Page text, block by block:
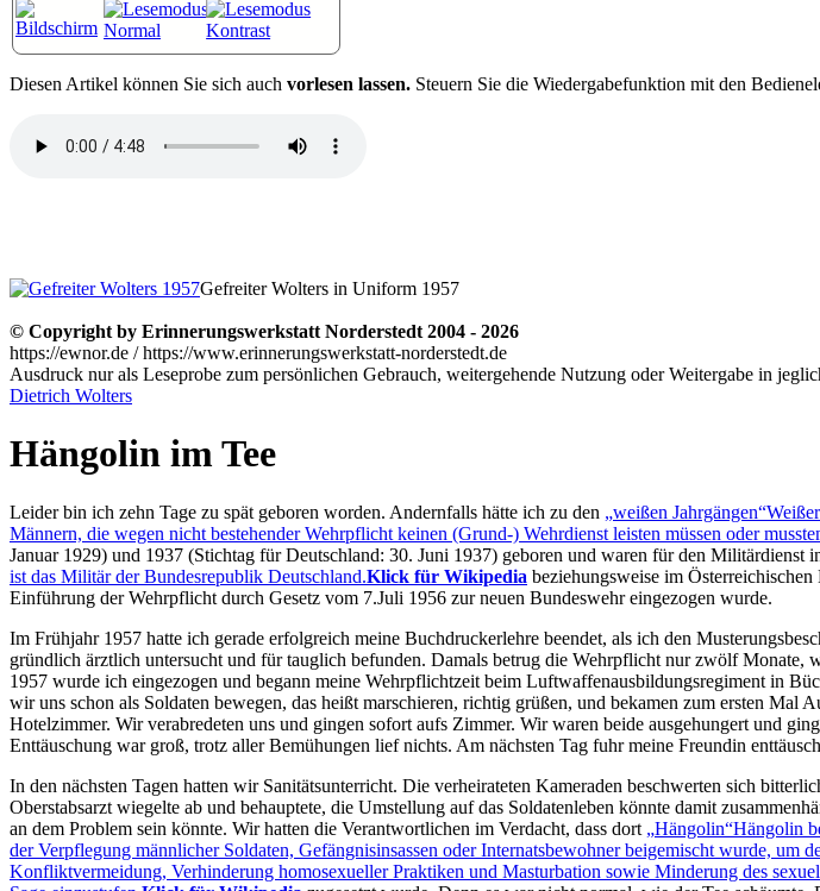
Diesen Artikel können Sie sich auch vorlesen lassen. Steuern Sie die Wiedergabefunktion mit den
Gefreiter Wolters in Uniform 1957
© Copyright by Erinnerungswerkstatt Norderstedt 2004 - 2026
https://ewnor.de / https://www.erinnerungswerkstatt-norderstedt.de
Ausdruck nur als Leseprobe zum persönlichen Gebrauch, weitergehende Nutzung oder Weitergabe in
Dietrich Wolters
Hängolin im Tee
Leider bin ich zehn Tage zu spät geboren worden. Andernfalls hätte ich zu den weißen Jahrgängen
Männern, die wegen nicht bestehender Wehrpflicht keinen (Grund-) Wehrdienst leisten müssen oder
Januar 1929) und 1937 (Stichtag für Deutschland: 30. Juni 1937) geboren und waren für den Militärdienst
ist das Militär der Bundesrepublik Deutschland.Klick für Wikipedia beziehungsweise im
Einführung der Wehrpflicht durch Gesetz vom 7.Juli 1956 zur neuen Bundeswehr eingezogen wurde.
Im Frühjahr 1957 hatte ich gerade erfolgreich meine Buchdruckerlehre beendet, als ich den
gründlich ärztlich untersucht und für tauglich befunden. Damals betrug die Wehrpflicht nur zwölf
1957 wurde ich eingezogen und begann meine Wehrpflichtzeit beim Luftwaffenausbildungsregiment in
wir uns schon als Soldaten bewegen, das heißt marschieren, richtig grüßen, und bekamen zum ersten Mal
Hotelzimmer. Wir verabredeten uns und gingen sofort aufs Zimmer. Wir waren beide ausgehungert und
Enttäuschung war groß, trotz aller Bemühungen lief nichts. Am nächsten Tag fuhr meine Freundin
In den nächsten Tagen hatten wir Sanitätsunterricht. Die verheirateten Kameraden beschwerten sich
Oberstabsarzt wiegelte ab und behauptete, die Umstellung auf das Soldatenleben könnte damit
an dem Problem sein könnte. Wir hatten die Verantwortlichen im Verdacht, dass dort
Hängolin Hängolin
der Verpflegung männlicher Soldaten, Gefängnisinsassen oder Internatsbewohner beigemischt wurde,
Konfliktvermeidung, Verhinderung homosexueller Praktiken und Masturbation sowie Minderung des